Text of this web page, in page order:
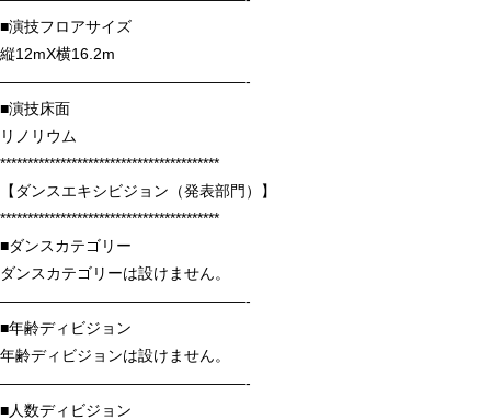
■演技フロアサイズ
縦12mX横16.2m
————————————————-
■演技床面
リノリウム
****************************************
【ダンスエキシビジョン（発表部門）】
****************************************
■ダンスカテゴリー
ダンスカテゴリーは設けません。
————————————————-
■年齢ディビジョン
年齢ディビジョンは設けません。
————————————————-
■人数ディビジョン